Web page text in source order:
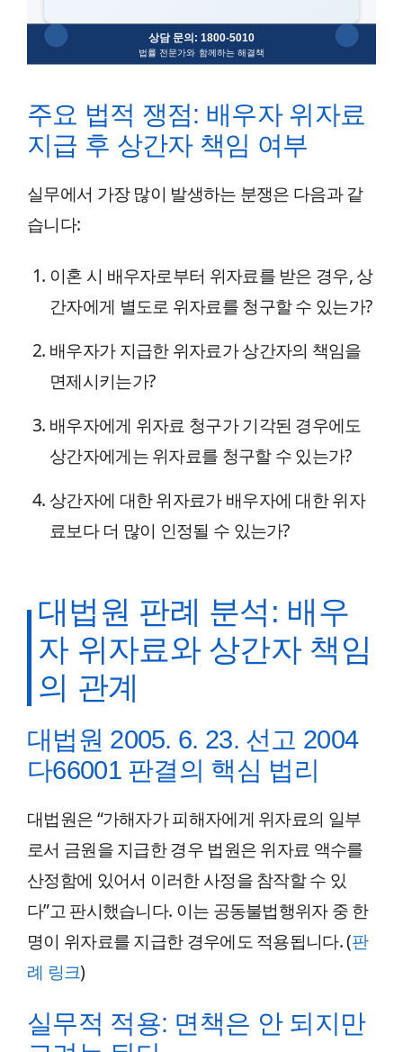
주요 법적 쟁점: 배우자 위자료
지급 후 상간자 책임 여부
실무에서 가장 많이 발생하는 분쟁은 다음과 같
습니다:
이혼 시 배우자로부터 위자료를 받은 경우, 상
간자에게 별도로 위자료를 청구할 수 있는가?
배우자가 지급한 위자료가 상간자의 책임을
면제시키는가?
배우자에게 위자료 청구가 기각된 경우에도
상간자에게는 위자료를 청구할 수 있는가?
상간자에 대한 위자료가 배우자에 대한 위자
료보다 더 많이 인정될 수 있는가?
대법원 판례 분석: 배우
자 위자료와 상간자 책임
의 관계
대법원 2005. 6. 23. 선고 2004
다66001 판결의 핵심 법리
대법원은 “가해자가 피해자에게 위자료의 일부
로서 금원을 지급한 경우 법원은 위자료 액수를
산정함에 있어서 이러한 사정을 참작할 수 있
다”고 판시했습니다. 이는 공동불법행위자 중 한
명이 위자료를 지급한 경우에도 적용됩니다. (판
례 링크)
실무적 적용: 면책은 안 되지만